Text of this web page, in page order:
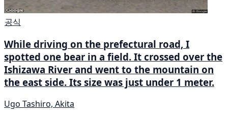
공식
While driving on the prefectural road, I
spotted one bear in a field. It crossed over the
Ishizawa River and went to the mountain on
the east side. Its size was just under 1 meter.
Ugo Tashiro, Akita